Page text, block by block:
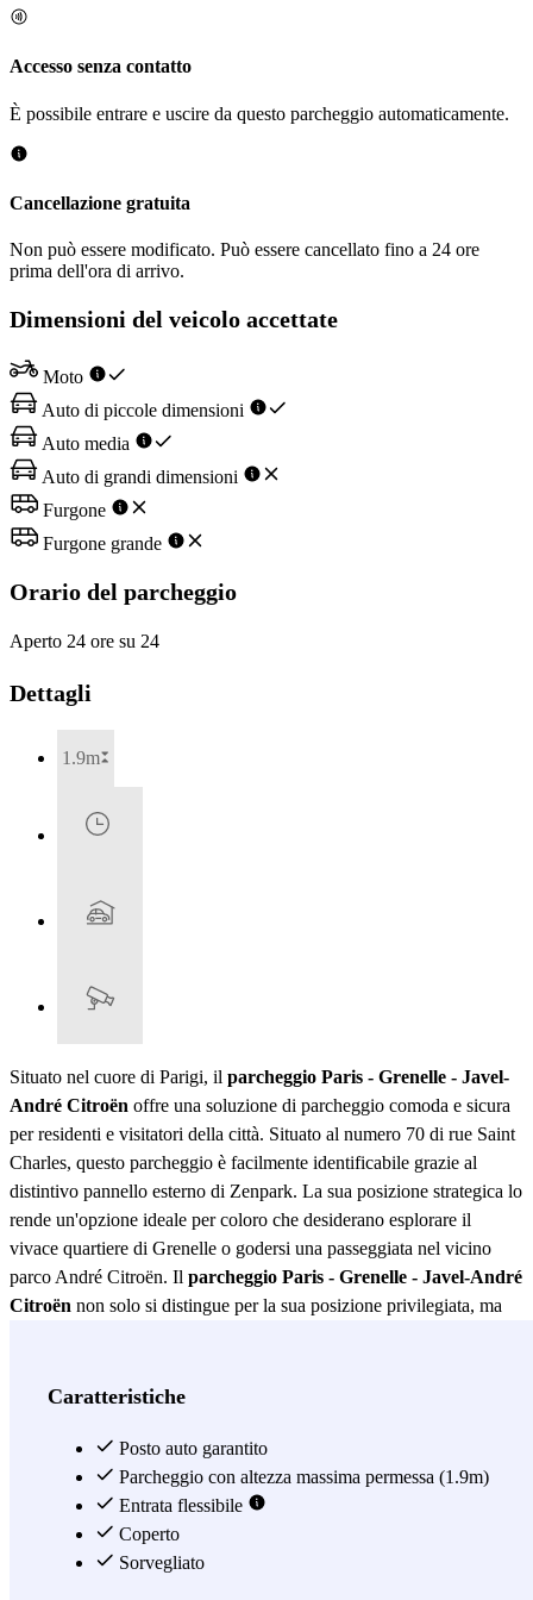
Accesso senza contatto
È possibile entrare e uscire da questo parcheggio automaticamente.
Cancellazione gratuita
Non può essere modificato. Può essere cancellato fino a 24 ore
prima dell'ora di arrivo.
Dimensioni del veicolo accettate
Moto
Auto di piccole dimensioni
Auto media
Auto di grandi dimensioni
Furgone
Furgone grande
Orario del parcheggio
Aperto 24 ore su 24
Dettagli
1.9m
Situato nel cuore di Parigi, il parcheggio Paris - Grenelle - Javel-
André Citroën offre una soluzione di parcheggio comoda e sicura
per residenti e visitatori della città. Situato al numero 70 di rue Saint
Charles, questo parcheggio è facilmente identificabile grazie al
distintivo pannello esterno di Zenpark. La sua posizione strategica lo
rende un'opzione ideale per coloro che desiderano esplorare il
vivace quartiere di Grenelle o godersi una passeggiata nel vicino
parco André Citroën. Il parcheggio Paris - Grenelle - Javel-André
Citroën non solo si distingue per la sua posizione privilegiata, ma
digicode di Zenpark. Questo sistema garantisce un'esperienza di
giornata senza interruzioni. Oltre alla sua accessibilità, il
Paris - Grenelle - Javel-André Citroënoffre una serie di vantaggi
che lo fanno risaltare tra le altre opzioni di parcheggio a Parigi. La
sicurezza è una priorità, con misure implementate per garantire che il
tuo veicolo sia protetto in ogni momento. Questo fornisce tranquillità
Caratteristiche
Posto auto garantito
Parcheggio con altezza massima permessa (1.9m)
Entrata flessibile
Coperto
Sorvegliato